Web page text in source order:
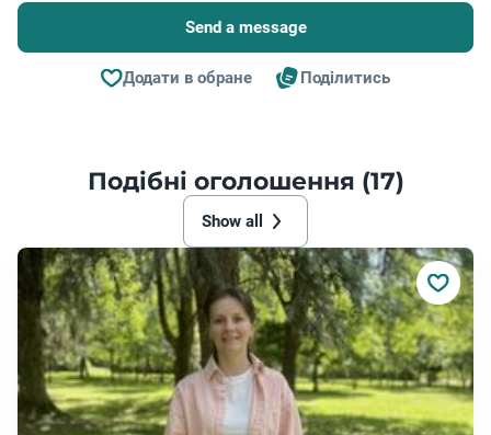
Send a message
Додати в обране Поділитись
Подібні оголошення (17)
Show all